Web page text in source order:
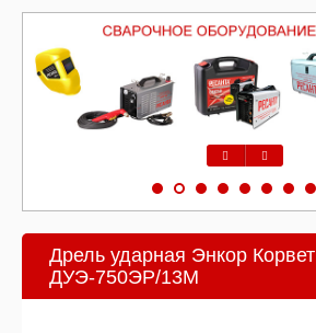
Дрель ударная Энкор Корвет
ДУЭ-750ЭР/13М